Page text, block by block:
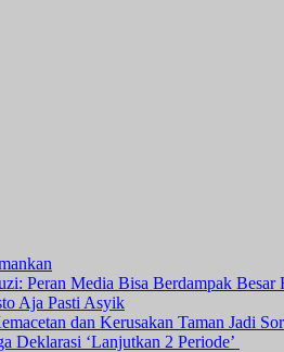
Peran Media Bisa Berdampak Besar
Aja Pasti Asyik
dan Kerusakan Taman Jadi
Deklarasi ‘Lanjutkan 2 Periode’